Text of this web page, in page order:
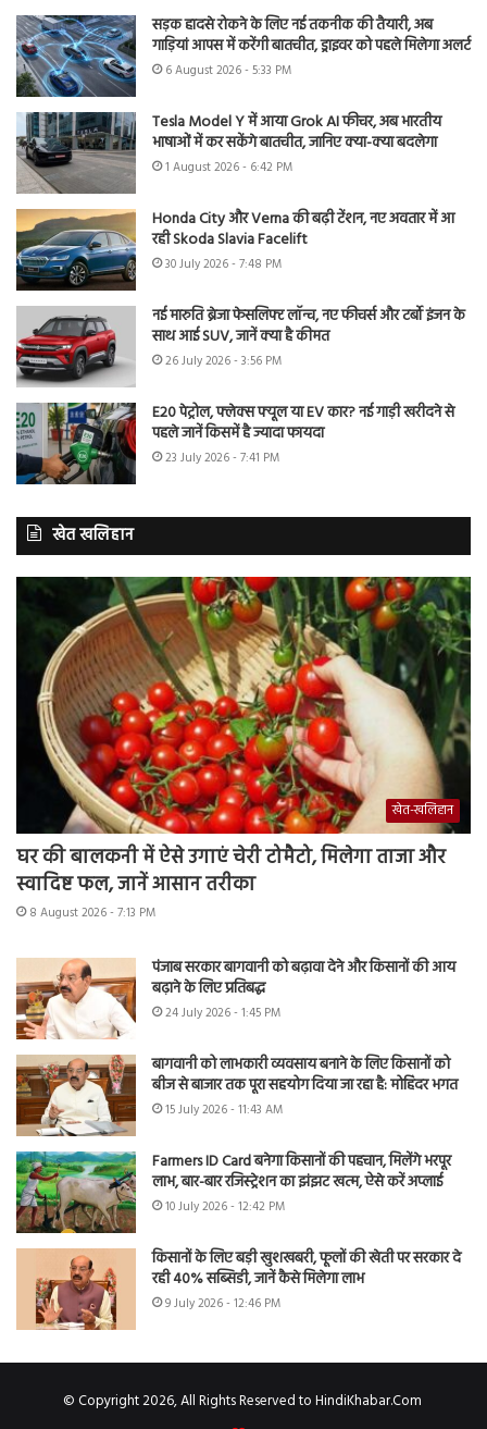
सड़क हादसे रोकने के लिए नई तकनीक की तैयारी, अब
गाड़ियां आपस में करेंगी बातचीत, ड्राइवर को पहले मिलेगा अलर्ट
6 August 2026 - 5:33 PM
Tesla Model Y में आया Grok AI फीचर, अब भारतीय
भाषाओं में कर सकेंगे बातचीत, जानिए क्या-क्या बदलेगा
1 August 2026 - 6:42 PM
Honda City और Verna की बढ़ी टेंशन, नए अवतार में आ
रही Skoda Slavia Facelift
30 July 2026 - 7:48 PM
नई मारुति ब्रेजा फेसलिफ्ट लॉन्च, नए फीचर्स और टर्बो इंजन के
साथ आई SUV, जानें क्या है कीमत
26 July 2026 - 3:56 PM
E20 पेट्रोल, फ्लेक्स फ्यूल या EV कार? नई गाड़ी खरीदने से
पहले जानें किसमें है ज्यादा फायदा
23 July 2026 - 7:41 PM
खेत खलिहान
खेत-खलिहान
घर की बालकनी में ऐसे उगाएं चेरी टोमैटो, मिलेगा ताजा और
स्वादिष्ट फल, जानें आसान तरीका
8 August 2026 - 7:13 PM
पंजाब सरकार बागवानी को बढ़ावा देने और किसानों की आय
बढ़ाने के लिए प्रतिबद्ध
24 July 2026 - 1:45 PM
बागवानी को लाभकारी व्यवसाय बनाने के लिए किसानों को
बीज से बाजार तक पूरा सहयोग दिया जा रहा है: मोहिंदर भगत
15 July 2026 - 11:43 AM
Farmers ID Card बनेगा किसानों की पहचान, मिलेंगे भरपूर
लाभ, बार-बार रजिस्ट्रेशन का झंझट खत्म, ऐसे करें अप्लाई
10 July 2026 - 12:42 PM
किसानों के लिए बड़ी खुशखबरी, फूलों की खेती पर सरकार दे
रही 40% सब्सिडी, जानें कैसे मिलेगा लाभ
9 July 2026 - 12:46 PM
© Copyright 2026, All Rights Reserved to HindiKhabar.Com